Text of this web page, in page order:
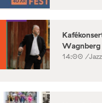
Wagnberg
14:00 /